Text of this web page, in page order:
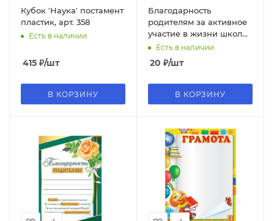
Кубок 'Наука' постамент
пластик, арт. 358
Есть в наличии
415 ₽/шт
В КОРЗИНУ
Благодарность
родителям за активное
участие в жизни школы ,
А5 , (10;1), 044,197
Есть в наличии
20 ₽/шт
В КОРЗИНУ